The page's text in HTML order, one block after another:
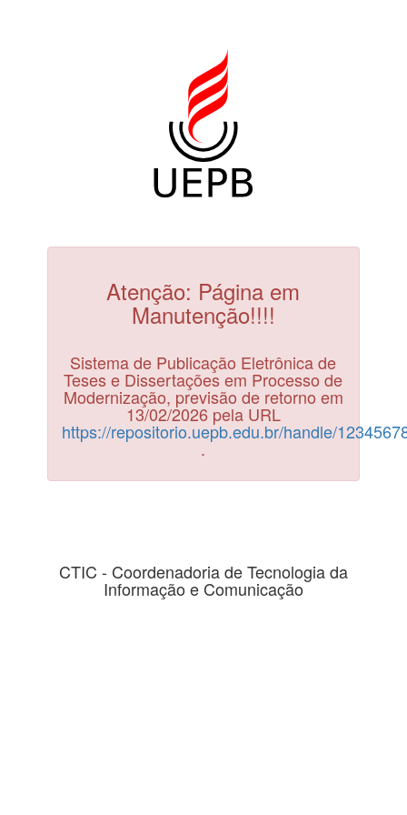
Atenção: Página em
Manutenção!!!!
Sistema de Publicação Eletrônica de
Teses e Dissertações em Processo de
Modernização, previsão de retorno em
13/02/2026 pela URL
https://repositorio.uepb.edu.br/handle/
.
CTIC - Coordenadoria de Tecnologia da
Informação e Comunicação